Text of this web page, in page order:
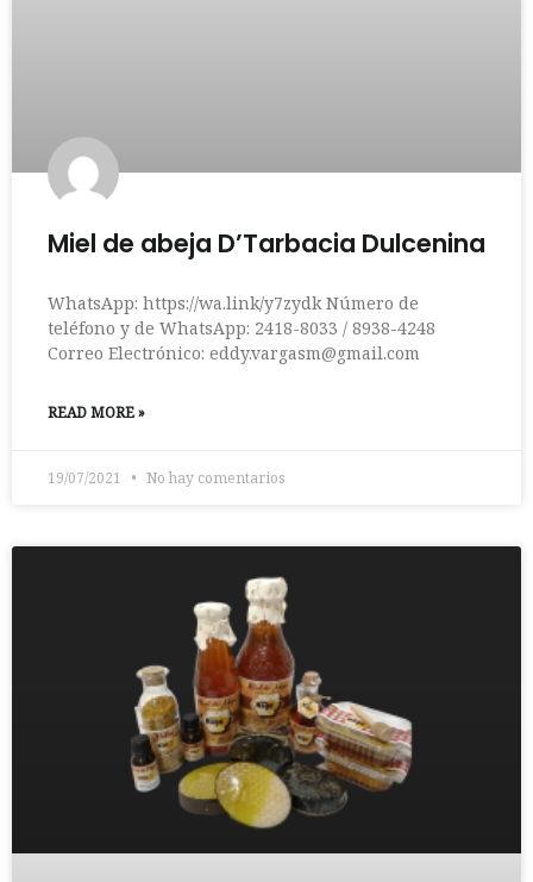
Miel de abeja D’Tarbacia Dulcenina
WhatsApp: https://wa.link/y7zydk Número de
teléfono y de WhatsApp: 2418-8033 / 8938-4248
Correo Electrónico: eddy.vargasm@gmail.com
READ MORE »
19/07/2021 No hay comentarios